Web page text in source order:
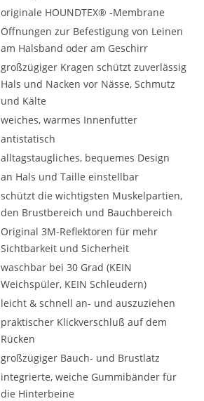
originale HOUNDTEX® -Membrane
Öffnungen zur Befestigung von Leinen
am Halsband oder am Geschirr
großzügiger Kragen schützt zuverlässig
Hals und Nacken vor Nässe, Schmutz
und Kälte
weiches, warmes Innenfutter
antistatisch
alltagstaugliches, bequemes Design
an Hals und Taille einstellbar
schützt die wichtigsten Muskelpartien,
den Brustbereich und Bauchbereich
Original 3M-Reflektoren für mehr
Sichtbarkeit und Sicherheit
waschbar bei 30 Grad (KEIN
Weichspüler, KEIN Schleudern)
leicht & schnell an- und auszuziehen
praktischer Klickverschluß auf dem
Rücken
großzügiger Bauch- und Brustlatz
integrierte, weiche Gummibänder für
die Hinterbeine